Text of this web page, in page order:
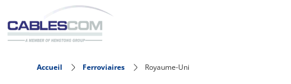
Aller au contenu principal
Accueil Ferroviaires Royaume-Uni